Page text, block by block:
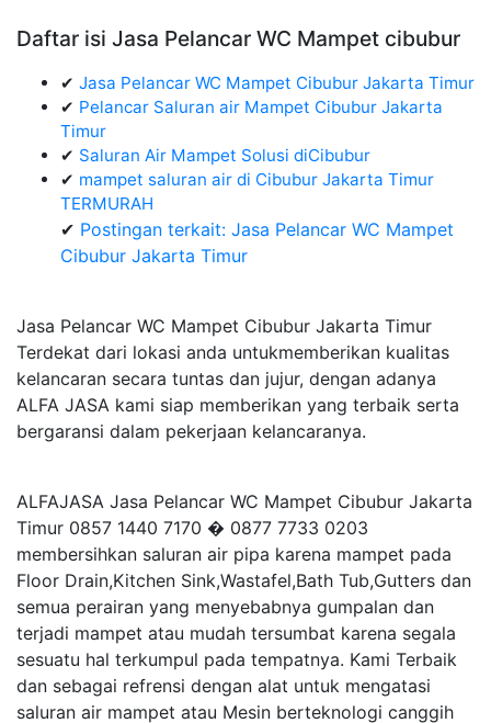
Daftar isi Jasa Pelancar WC Mampet cibubur
✔ Jasa Pelancar WC Mampet Cibubur Jakarta Timur
✔ Pelancar Saluran air Mampet Cibubur Jakarta
Timur
✔ Saluran Air Mampet Solusi diCibubur
✔ mampet saluran air di Cibubur Jakarta Timur
TERMURAH
✔ Postingan terkait: Jasa Pelancar WC Mampet
Cibubur Jakarta Timur
Jasa Pelancar WC Mampet Cibubur Jakarta Timur
Terdekat dari lokasi anda untukmemberikan kualitas
kelancaran secara tuntas dan jujur, dengan adanya
ALFA JASA kami siap memberikan yang terbaik serta
bergaransi dalam pekerjaan kelancaranya.
ALFAJASA Jasa Pelancar WC Mampet Cibubur Jakarta
Timur 0857 1440 7170 � 0877 7733 0203
membersihkan saluran air pipa karena mampet pada
Floor Drain,Kitchen Sink,Wastafel,Bath Tub,Gutters dan
semua perairan yang menyebabnya gumpalan dan
terjadi mampet atau mudah tersumbat karena segala
sesuatu hal terkumpul pada tempatnya. Kami Terbaik
dan sebagai refrensi dengan alat untuk mengatasi
saluran air mampet atau Mesin berteknologi canggih